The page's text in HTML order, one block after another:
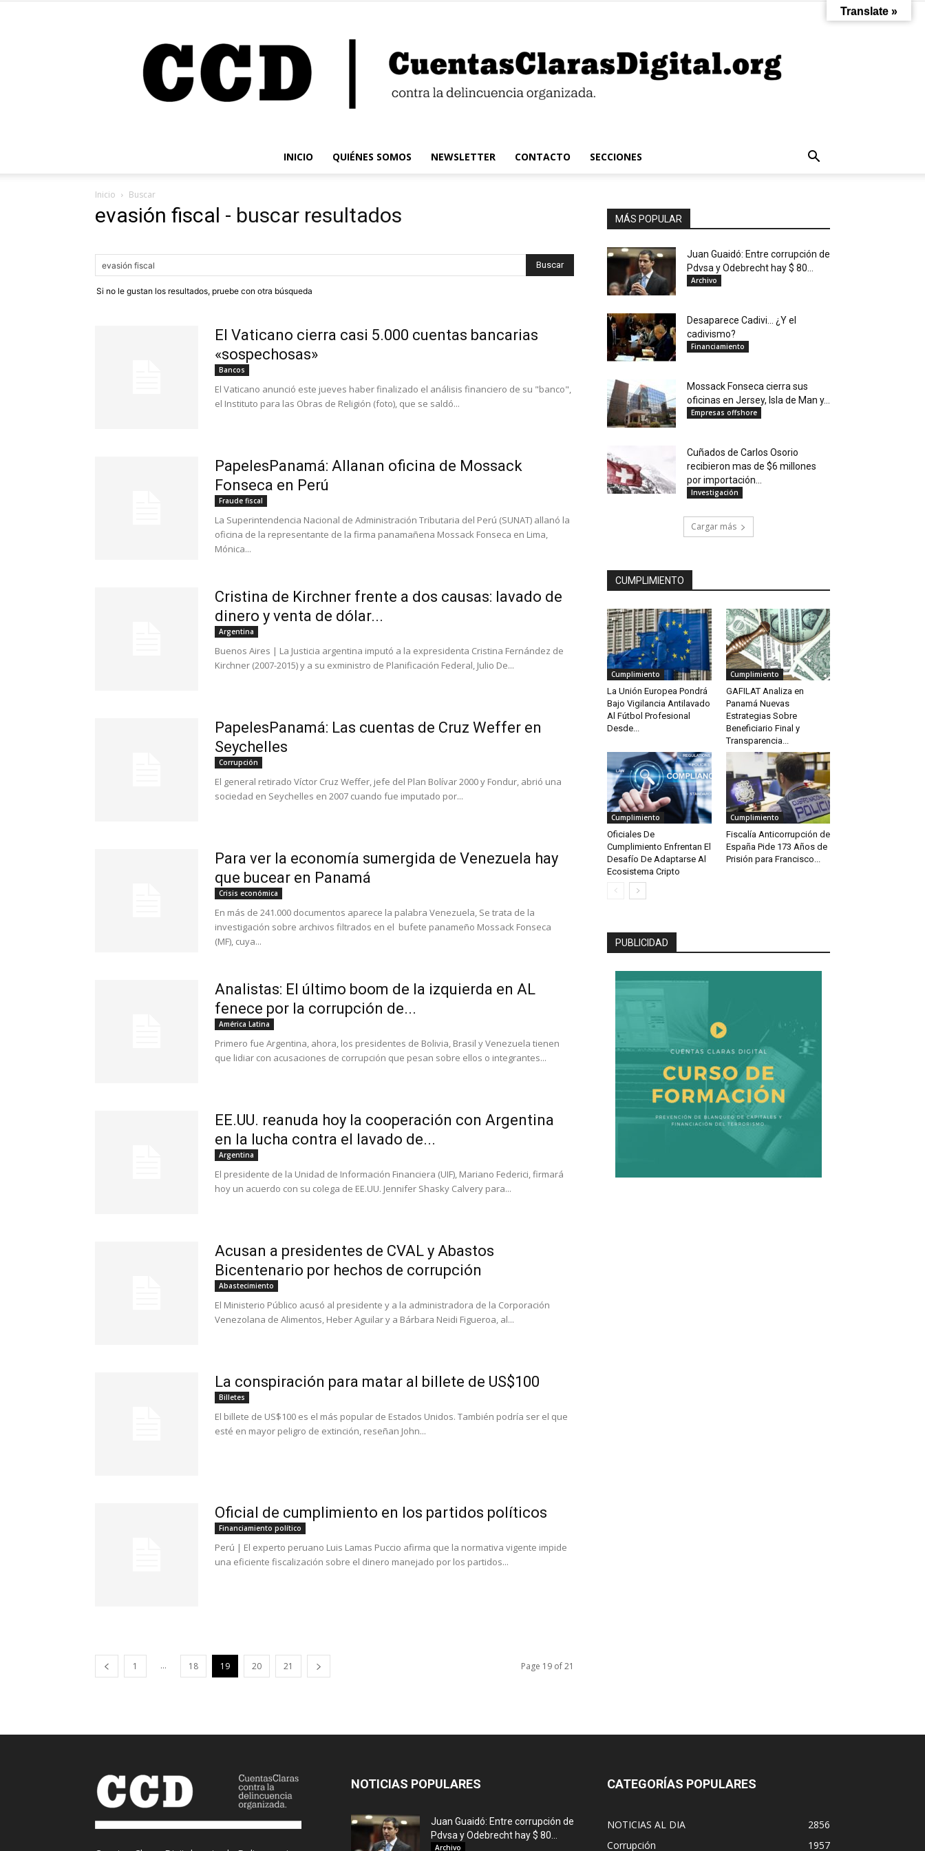
Claras
INICIO QUIÉNES SOMOS NEWSLETTER CONTACTO SECCIONES
Inicio Buscar
evasión fiscal - buscar resultados
Si no le gustan los resultados, pruebe con otra búsqueda
El Vaticano cierra casi 5.000 cuentas bancarias
«sospechosas»
Bancos
El Vaticano anunció este jueves haber finalizado el análisis financiero de su "banco",
el Instituto para las Obras de Religión (foto), que se saldó...
PapelesPanamá: Allanan oficina de Mossack
Fonseca en Perú
Fraude fiscal
La Superintendencia Nacional de Administración Tributaria del Perú (SUNAT) allanó la
oficina de la representante de la firma panamañena Mossack Fonseca en Lima,
Mónica...
Cristina de Kirchner frente a dos causas: lavado de
dinero y venta de dólar...
Argentina
Buenos Aires | La Justicia argentina imputó a la expresidenta Cristina Fernández de
Kirchner (2007-2015) y a su exministro de Planificación Federal, Julio De...
PapelesPanamá: Las cuentas de Cruz Weffer en
Seychelles
Corrupción
El general retirado Víctor Cruz Weffer, jefe del Plan Bolívar 2000 y Fondur, abrió una
sociedad en Seychelles en 2007 cuando fue imputado por...
Para ver la economía sumergida de Venezuela hay
que bucear en Panamá
Crisis económica
En más de 241.000 documentos aparece la palabra Venezuela, Se trata de la
investigación sobre archivos filtrados en el bufete panameño Mossack Fonseca
(MF), cuya...
Analistas: El último boom de la izquierda en AL
fenece por la corrupción de...
América Latina
Primero fue Argentina, ahora, los presidentes de Bolivia, Brasil y Venezuela tienen
que lidiar con acusaciones de corrupción que pesan sobre ellos o integrantes...
EE.UU. reanuda hoy la cooperación con Argentina
en la lucha contra el lavado de...
Argentina
El presidente de la Unidad de Información Financiera (UIF), Mariano Federici, firmará
hoy un acuerdo con su colega de EE.UU. Jennifer Shasky Calvery para...
Acusan a presidentes de CVAL y Abastos
Bicentenario por hechos de corrupción
Abastecimiento
El Ministerio Público acusó al presidente y a la administradora de la Corporación
Venezolana de Alimentos, Heber Aguilar y a Bárbara Neidi Figueroa, al...
La conspiración para matar al billete de US$100
Billetes
El billete de US$100 es el más popular de Estados Unidos. También podría ser el que
esté en mayor peligro de extinción, reseñan John...
Oficial de cumplimiento en los partidos políticos
Financiamiento político
Perú | El experto peruano Luis Lamas Puccio afirma que la normativa vigente impide
una eficiente fiscalización sobre el dinero manejado por los partidos...
1 ... 18 19 20 21 Page 19 of 21
MÁS POPULAR
Juan Guaidó: Entre corrupción de
Pdvsa y Odebrecht hay $ 80...
Archivo
Desaparece Cadivi… ¿Y el
cadivismo?
Financiamiento
Mossack Fonseca cierra sus
oficinas en Jersey, Isla de Man y...
Empresas offshore
Cuñados de Carlos Osorio
recibieron mas de $6 millones
por importación...
Investigación
Cargar más
CUMPLIMIENTO
Cumplimiento
La Unión Europea Pondrá
Bajo Vigilancia Antilavado
Al Fútbol Profesional
Desde...
Cumplimiento
GAFILAT Analiza en
Panamá Nuevas
Estrategias Sobre
Beneficiario Final y
Transparencia...
Cumplimiento
Oficiales De
Cumplimiento Enfrentan El
Desafío De Adaptarse Al
Ecosistema Cripto
Cumplimiento
Fiscalía Anticorrupción de
España Pide 173 Años de
Prisión para Francisco...
PUBLICIDAD
NOTICIAS POPULARES
Juan Guaidó: Entre corrupción de
Pdvsa y Odebrecht hay $ 80...
Archivo
CATEGORÍAS POPULARES
NOTICIAS AL DIA
2856
Corrupción
1957
Translate »